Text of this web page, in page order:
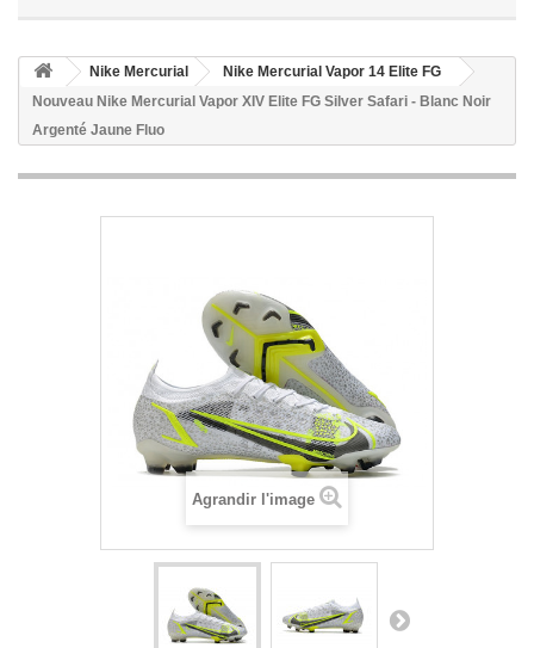
Nike Mercurial
Nike Mercurial Vapor 14 Elite FG
Nouveau Nike Mercurial Vapor XIV Elite FG Silver Safari - Blanc Noir
Argenté Jaune Fluo
Agrandir l'image